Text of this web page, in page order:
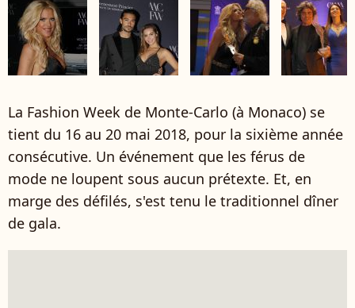
La Fashion Week de Monte-Carlo (à Monaco) se
tient du 16 au 20 mai 2018, pour la sixième année
consécutive. Un événement que les férus de
mode ne loupent sous aucun prétexte. Et, en
marge des défilés, s'est tenu le traditionnel dîner
de gala.